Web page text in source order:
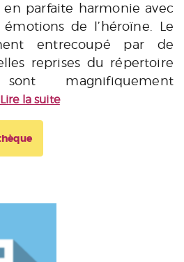
parfaite harmonie avec
de l’héroïne. Le
entrecoupé par de
reprises du répertoire
magnifiquement
Lire la suite